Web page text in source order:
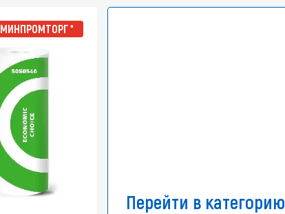
МИНПРОМТОРГ *
Перейти в категорию